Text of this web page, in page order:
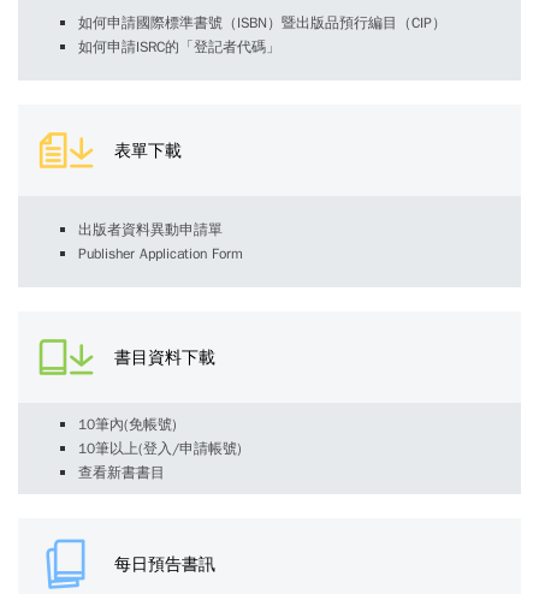
如何申請國際標準書號（ISBN）暨出版品預行編目（CIP）
如何申請ISRC的「登記者代碼」
表單下載
出版者資料異動申請單
Publisher Application Form
書目資料下載
10筆內(免帳號)
10筆以上(登入/申請帳號)
查看新書書目
每日預告書訊